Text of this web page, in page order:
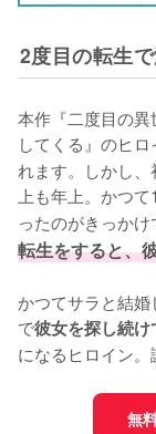
2度目の転生
本作『二度目の
してくる』のヒロ
れます。しかし
上も年上。かつ
ったのがきっかけ
転生をすると、
かつてサラと結
で彼女を探し続け
になるヒロイン
無